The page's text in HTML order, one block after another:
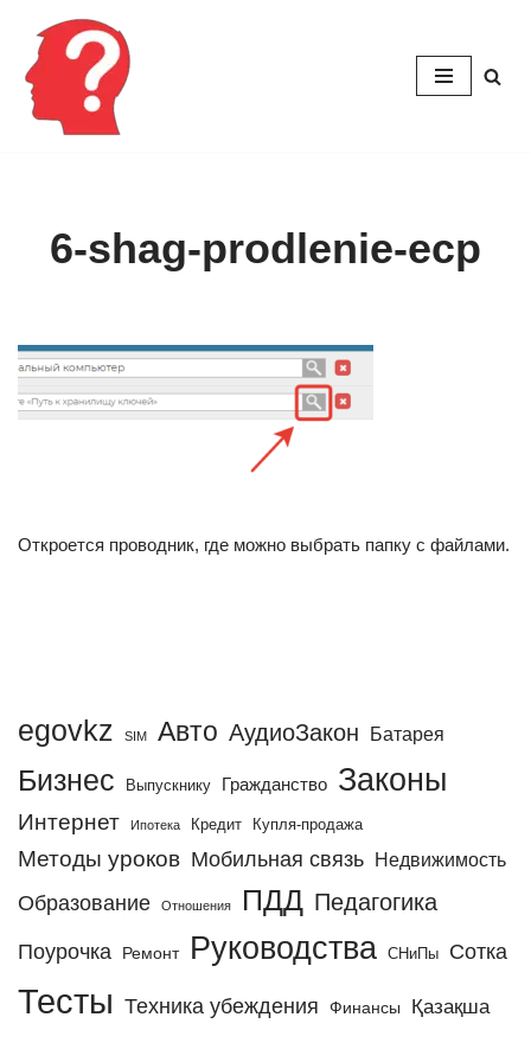
Перейти
содержимому
6-shag-prodlenie-ecp
Откроется проводник, где можно выбрать папку с файлами.
egovkz SIM Авто АудиоЗакон Батарея
Бизнес Выпускнику Гражданство Законы
Интернет Ипотека Кредит Купля-продажа
Методы уроков Мобильная связь Недвижимость
Образование Отношения ПДД Педагогика
Поурочка Ремонт Руководства СНиПы Сотка
Тесты Техника убеждения Финансы Қазақша